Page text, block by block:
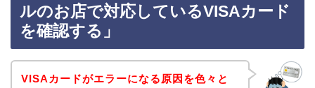
ルのお店で対応しているVISAカード
を確認する」
VISAカードがエラーになる原因を色々と